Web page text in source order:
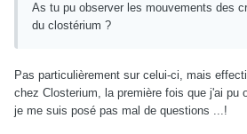
As tu pu observer les mouvements des
du clostérium ?
Pas particulièrement sur celui-ci, mais
chez Closterium, la première fois que j'ai pu
je me suis posé pas mal de questions ...!